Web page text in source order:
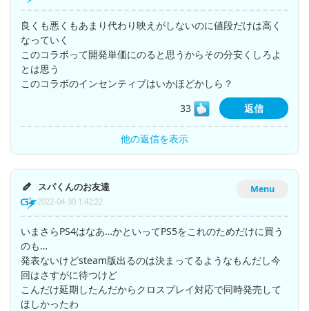
良くも悪くもあまり代わり映えがしないのに値段だけは高く
なっていく
このコラボって開発単価にのると思うからその分安くしろよ
とは思う
このコラボのインセンティブはいかほどかしら？
33
返信
他の返信を表示
Menu
スパくんのお友達
2022-04-30 1:42:22
いまさらPS4はなあ…かといってPS5をこれのためだけに買う
のも…
発表ないけどsteam版出るのは決まってるようなもんだし今
回はさすがに待つけど
こんだけ延期したんだからクロスプレイ対応で同時発売して
ほしかったわ